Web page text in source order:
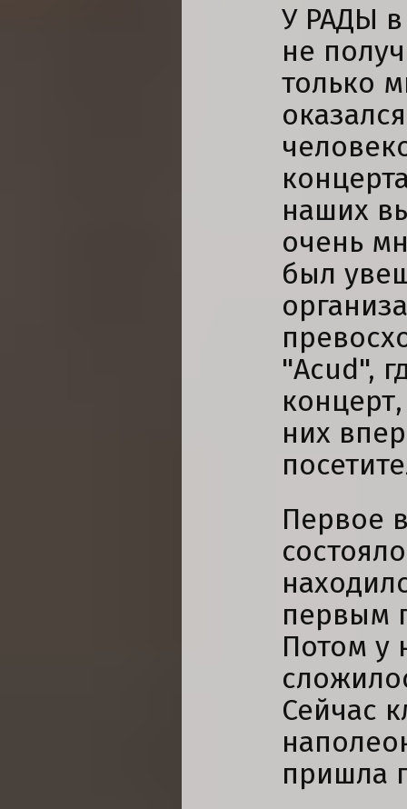
У РАДЫ
не
только
наших
очень
был
"Acud",
них
Первое
первым
Потом у
Сейчас
пришла